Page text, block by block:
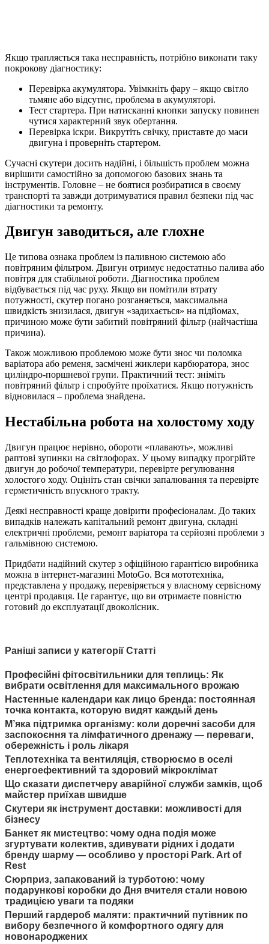
Якщо трапляється така несправність, потрібно виконати таку
покрокову діагностику:
Перевірка акумулятора. Увімкніть фару – якщо світло
тьмяне або відсутнє, проблема в акумуляторі.
Тест стартера. При натисканні кнопки запуску повинен
чутися характерний звук обертання.
Перевірка іскри. Викрутіть свічку, приставте до маси
двигуна і проверніть стартером.
Сучасні скутери досить надійні, і більшість проблем можна
вирішити самостійно за допомогою базових знань та
інструментів. Головне – не боятися розбиратися в своєму
транспорті та завжди дотримуватися правил безпеки під час
діагностики та ремонту.
Двигун заводиться, але глохне
Це типова ознака проблем із паливною системою або
повітряним фільтром. Двигун отримує недостатньо палива або
повітря для стабільної роботи. Діагностика проблем
відбувається під час руху. Якщо ви помітили втрату
потужності, скутер погано розганяється, максимальна
швидкість знизилася, двигун «задихається» на підйомах,
причиною може бути забитий повітряний фільтр (найчастіша
причина).
Також можливою проблемою може бути знос чи поломка
варіатора або ременя, засмічені жиклери карбюратора, знос
циліндро-поршневої групи. Практичний тест: зніміть
повітряний фільтр і спробуйте проїхатися. Якщо потужність
відновилася – проблема знайдена.
Нестабільна робота на холостому ходу
Двигун працює нерівно, обороти «плавають», можливі
раптові зупинки на світлофорах. У цьому випадку прогрійте
двигун до робочої температури, перевірте регулювання
холостого ходу. Оцініть стан свічки запалювання та перевірте
герметичність впускного тракту.
Деякі несправності краще довірити професіоналам. До таких
випадків належать капітальний ремонт двигуна, складні
електричні проблеми, ремонт варіатора та серйозні проблеми з
гальмівною системою.
Придбати надійний скутер з офіційною гарантією виробника
можна в інтернет-магазині MotoGo. Вся мототехніка,
представлена у продажу, перевіряється у власному сервісному
центрі продавця. Це гарантує, що ви отримаєте повністю
готовий до експлуатації двоколісник.
Раніші записи у категорії Статті
Професійні фітосвітильники для теплиць: Як
вибрати освітлення для максимального врожаю
Настенные календари как лицо бренда: постоянная
точка контакта, которую видят каждый день
М’яка підтримка організму: коли доречні засоби для
заспокоєння та лімфатичного дренажу — переваги,
обережність і роль лікаря
Теплотехніка та вентиляція, створюємо в оселі
енергоефективний та здоровий мікроклімат
Що сказати диспетчеру аварійної служби замків, щоб
майстер приїхав швидше
Скутери як інструмент доставки: можливості для
бізнесу
Банкет як мистецтво: чому одна подія може
згуртувати колектив, здивувати рідних і додати
бренду шарму — особливо у просторі Park. Art of
Rest
Сюрприз, запакований із турботою: чому
подарункові коробки до Дня вчителя стали новою
традицією уваги та подяки
Перший гардероб маляти: практичний путівник по
вибору безпечного й комфортного одягу для
новонароджених